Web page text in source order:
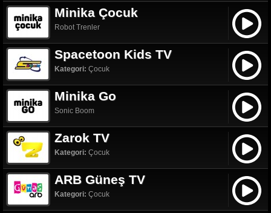
Minika Çocuk
Robot Trenler
Spacetoon Kids TV
Kategori: Çocuk
Minika Go
Sonic Boom
Zarok TV
Kategori: Çocuk
ARB Güneş TV
Kategori: Çocuk